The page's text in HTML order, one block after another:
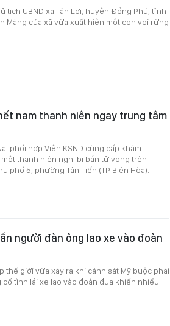
tịch UBND xã Tân Lợi, huyện Đồng Phú, tỉnh
Màng của xã vừa xuất hiện một con voi rừng
nam thanh niên ngay trung tâm
phối hợp Viện KSND cùng cấp khám
thanh niên nghi bị bắn tử vong trên
phố 5, phường Tân Tiến (TP Biên Hòa).
người đàn ông lao xe vào đoàn
thế giới vừa xảy ra khi cảnh sát Mỹ buộc phải
tình lái xe lao vào đoàn đua khiến nhiều